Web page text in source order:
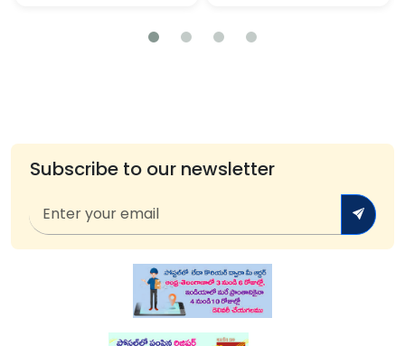
Subscribe to our newsletter